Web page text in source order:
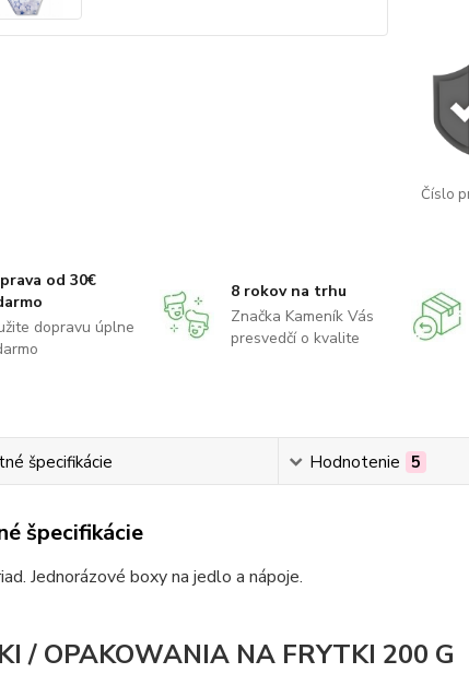
Číslo
od 30€
dopravu úplne
8 rokov na trhu
Značka Kameník Vás
presvedčí o kvalite
špecifikácie Hodnotenie 5
špecifikácie
Jednorázové boxy na jedlo a nápoje.
/ OPAKOWANIA NA FRYTKI 200 G